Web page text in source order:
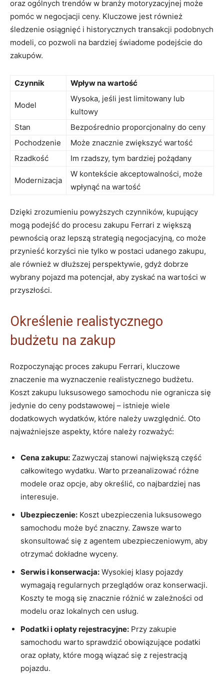
oraz ogólnych trendów​ w branży motoryzacyjnej może
pomóc w negocjacji ceny. Kluczowe jest również
śledzenie osiągnięć i historycznych transakcji podobnych
⁣modeli, co pozwoli na ⁢bardziej świadome ⁣podejście do
zakupów.
Czynnik Wpływ na wartość
Model
Wysoka, jeśli jest limitowany ​lub
kultowy
Stan
Bezpośrednio proporcjonalny do ​ceny
Pochodzenie
Może znacznie zwiększyć wartość
Rzadkość
Im rzadszy,​ tym bardziej pożądany
Modernizacja
W kontekście akceptowalności, może
wpłynąć na wartość
Dzięki zrozumieniu powyższych‌ czynników, kupujący
mogą podejść do procesu zakupu Ferrari z większą
pewnością oraz lepszą strategią negocjacyjną, co może ​
przynieść korzyści ⁤nie⁢ tylko ‍w postaci udanego zakupu,
ale również w dłuższej perspektywie, gdyż⁢ dobrze
wybrany‌ pojazd ma potencjał, aby zyskać na wartości w
przyszłości.
Określenie realistycznego
budżetu na ‌zakup
Rozpoczynając‌ proces‍ zakupu Ferrari, kluczowe
znaczenie ma wyznaczenie realistycznego budżetu.
Koszt zakupu luksusowego samochodu nie​ ogranicza się
jedynie do ceny ⁢podstawowej ⁢– istnieje wiele
dodatkowych wydatków, które należy uwzględnić. Oto
najważniejsze aspekty, które należy rozważyć:
Cena zakupu: ⁢Zazwyczaj stanowi największą część
całkowitego wydatku. Warto​ przeanalizować różne
modele oraz opcje, aby określić, co najbardziej nas
interesuje.
Ubezpieczenie: Koszt ubezpieczenia‍ luksusowego
samochodu może być znaczny. Zawsze warto
skonsultować się z agentem ubezpieczeniowym, aby
otrzymać dokładne ⁢wyceny.
Serwis i konserwacja: Wysokiej klasy pojazdy
wymagają⁤ regularnych przeglądów oraz konserwacji.⁢
Koszty te mogą się znacznie różnić w zależności od
modelu oraz lokalnych⁣ cen usług.
Podatki i opłaty rejestracyjne: Przy ‍zakupie
samochodu warto sprawdzić obowiązujące podatki
oraz opłaty, które mogą wiązać się‍ z‍ rejestracją
pojazdu.